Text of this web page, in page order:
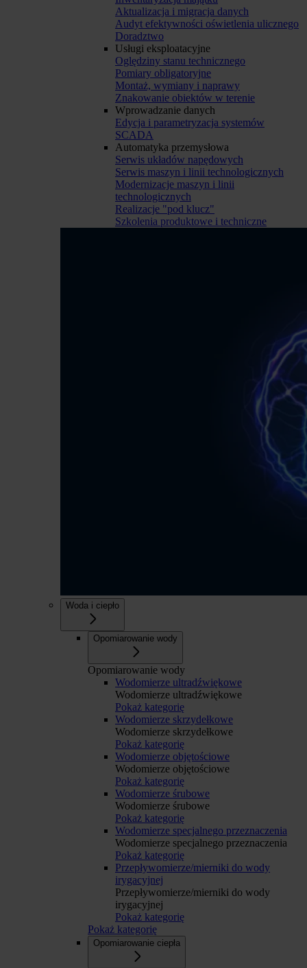
Aktualizacja i migracja danych
Audyt efektywności oświetlenia ulicznego
Doradztwo
Usługi eksploatacyjne
Oględziny stanu technicznego
Pomiary obligatoryjne
Montaż, wymiany i naprawy
Znakowanie obiektów w terenie
Wprowadzanie danych
Edycja i parametryzacja systemów
SCADA
Automatyka przemysłowa
Serwis układów napędowych
Serwis maszyn i linii technologicznych
Modernizacje maszyn i linii
technologicznych
Realizacje "pod klucz"
Szkolenia produktowe i techniczne
Woda i ciepło
Opomiarowanie wody
Opomiarowanie wody
Wodomierze ultradźwiękowe
Wodomierze ultradźwiękowe
Pokaż kategorię
Wodomierze skrzydełkowe
Wodomierze skrzydełkowe
Pokaż kategorię
Wodomierze objętościowe
Wodomierze objętościowe
Pokaż kategorię
Wodomierze śrubowe
Wodomierze śrubowe
Pokaż kategorię
Wodomierze specjalnego przeznaczenia
Wodomierze specjalnego przeznaczenia
Pokaż kategorię
Przepływomierze/mierniki do wody
irygacyjnej
Przepływomierze/mierniki do wody
irygacyjnej
Pokaż kategorię
Pokaż kategorię
Opomiarowanie ciepła